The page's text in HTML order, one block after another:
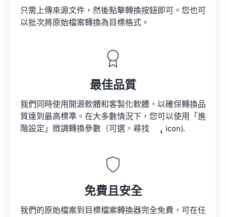
只需上傳來源文件，然後點擊轉換按鈕即可。您也可
以批次將原始檔案轉換為目標格式。
最佳品質
我們同時使用開源軟體和客製化軟體，以確保轉換品
質達到最高標準。在大多數情況下，您可以使用「進
階設定」微調轉換參數（可選，尋找
icon).
免費且安全
我們的原始檔案到目標檔案轉換器完全免費，可在任